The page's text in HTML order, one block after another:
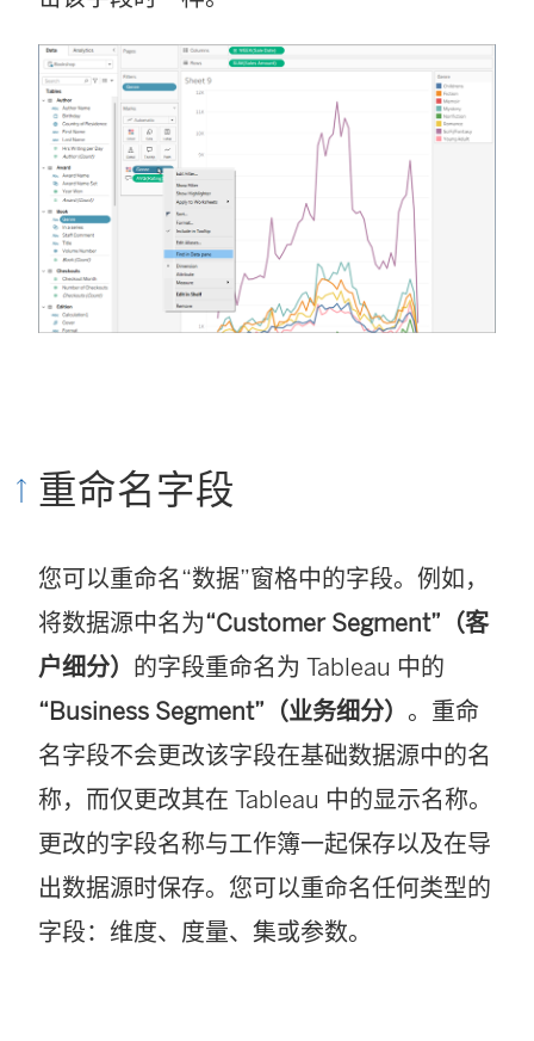
重命名字段
您可以重命名“数据”窗格中的字段。例如，
将数据源中名为“Customer Segment”（客
户细分） 的字段重命名为 Tableau 中的
“Business Segment”（业务细分） 。重命
名字段不会更改该字段在基础数据源中的名
称，而仅更改其在 Tableau 中的显示名称。
更改的字段名称与工作簿一起保存以及在导
出数据源时保存。您可以重命名任何类型的
字段：维度、度量、集或参数。